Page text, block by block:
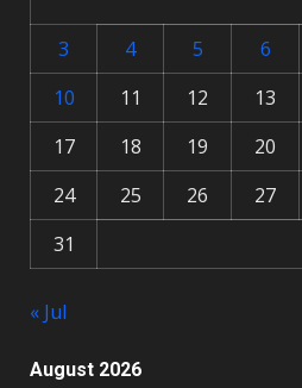
3
4 5 6
10
11 12 13
17
18 19 20
24
25 26 27
31
« Jul
August 2026